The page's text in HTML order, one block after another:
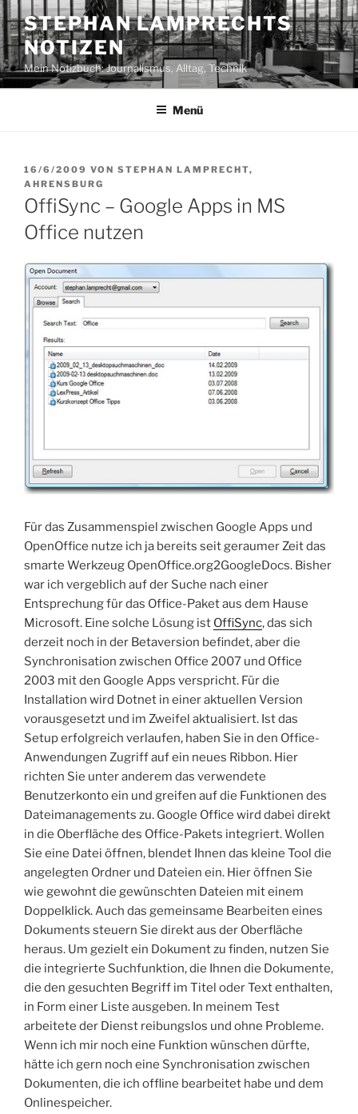
Zum
Inhalt
springen
STEPHAN LAMPRECHTS
NOTIZEN
Mein Notizbuch: Journalismus, Alltag, Technik
Menü
VERÖFFENTLICHT
AM
16/6/2009 VON STEPHAN LAMPRECHT,
AHRENSBURG
OffiSync – Google Apps in MS
Office nutzen
Für das Zusammenspiel zwischen Google Apps und
OpenOffice nutze ich ja bereits seit geraumer Zeit das
smarte Werkzeug OpenOffice.org2GoogleDocs. Bisher
war ich vergeblich auf der Suche nach einer
Entsprechung für das Office-Paket aus dem Hause
Microsoft. Eine solche Lösung ist OffiSync, das sich
derzeit noch in der Betaversion befindet, aber die
Synchronisation zwischen Office 2007 und Office
2003 mit den Google Apps verspricht. Für die
Installation wird Dotnet in einer aktuellen Version
vorausgesetzt und im Zweifel aktualisiert. Ist das
Setup erfolgreich verlaufen, haben Sie in den Office-
Anwendungen Zugriff auf ein neues Ribbon. Hier
richten Sie unter anderem das verwendete
Benutzerkonto ein und greifen auf die Funktionen des
Dateimanagements zu. Google Office wird dabei direkt
in die Oberfläche des Office-Pakets integriert. Wollen
Sie eine Datei öffnen, blendet Ihnen das kleine Tool die
angelegten Ordner und Dateien ein. Hier öffnen Sie
wie gewohnt die gewünschten Dateien mit einem
Doppelklick. Auch das gemeinsame Bearbeiten eines
Dokuments steuern Sie direkt aus der Oberfläche
heraus. Um gezielt ein Dokument zu finden, nutzen Sie
die integrierte Suchfunktion, die Ihnen die Dokumente,
die den gesuchten Begriff im Titel oder Text enthalten,
in Form einer Liste ausgeben. In meinem Test
arbeitete der Dienst reibungslos und ohne Probleme.
Wenn ich mir noch eine Funktion wünschen dürfte,
hätte ich gern noch eine Synchronisation zwischen
Dokumenten, die ich offline bearbeitet habe und dem
Onlinespeicher.